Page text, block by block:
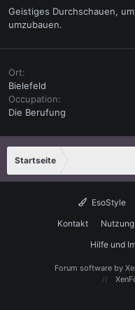
Geistiges Durchschauen,
umzubauen.
Ort
Bielefeld
Occupation
Die Berufung
Startseite
EsoStyle
Kontakt
Hilfe und
Forum software by